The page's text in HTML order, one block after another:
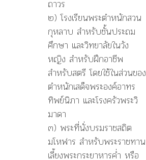
ถาวร
๒) โรงเรียนพระตำหนักสวน
กุหลาบ สำหรับชั้นประถม
ศึกษา และวิทยาลัยในวัง
หญิง สำหรับฝึกอาชีพ
สำหรับสตรี โดยใช้ในส่วนของ
ตำหนักเสด็จพระองค์อาทร
ทิพย์นิภา และโรงครัวพระวิ
มาดา
๓) พระที่นั่งบรมราชสถิต
มโหฬาร สำหรับพระราชทาน
เลี้ยงพระกระยาหารค่ำ หรือ